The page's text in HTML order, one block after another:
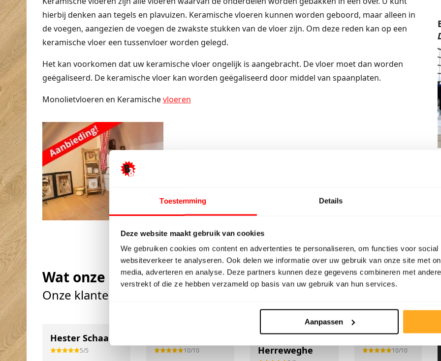
Toestemming Details
Deze website maakt gebruik van cookies
We gebruiken cookies om content en advertenties te personaliseren, om functies voor social
websiteverkeer te analyseren. Ook delen we informatie over uw gebruik van onze site met
media, adverteren en analyse. Deze partners kunnen deze gegevens combineren met
verstrekt of die ze hebben verzameld op basis van uw gebruik van hun services.
Aanpassen
hierbij denken aan tegels en plavuizen. Keramische vloeren kunnen worden geboord, maar alleen in
de voegen, aangezien de voegen de zwakste stukken van de vloer zijn. Om deze reden kan op een
keramische vloer een tussenvloer worden gelegd.
Het kan voorkomen dat uw keramische vloer ongelijk is aangebracht. De vloer moet dan worden
geëgaliseerd. De keramische vloer kan worden geëgaliseerd door middel van spaanplaten.
Monolietvloeren en Keramischevloeren
Wat onze klanten zeggen
Onze klanten beoordelen ons met een 9/10
Hester Schaap
5/5 10/10
Sandra Van
Herreweghe
Fam. Cense
10/10